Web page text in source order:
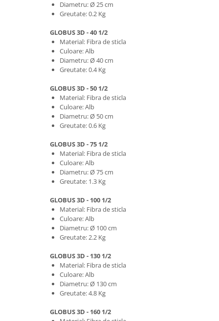
Diametru: Ø 25 cm
Greutate: 0.2 Kg
GLOBUS 3D - 40 1/2
Material: Fibra de sticla
Culoare: Alb
Diametru: Ø 40 cm
Greutate: 0.4 Kg
GLOBUS 3D - 50 1/2
Material: Fibra de sticla
Culoare: Alb
Diametru: Ø 50 cm
Greutate: 0.6 Kg
GLOBUS 3D - 75 1/2
Material: Fibra de sticla
Culoare: Alb
Diametru: Ø 75 cm
Greutate: 1.3 Kg
GLOBUS 3D - 100 1/2
Material: Fibra de sticla
Culoare: Alb
Diametru: Ø 100 cm
Greutate: 2.2 Kg
GLOBUS 3D - 130 1/2
Material: Fibra de sticla
Culoare: Alb
Diametru: Ø 130 cm
Greutate: 4.8 Kg
GLOBUS 3D - 160 1/2